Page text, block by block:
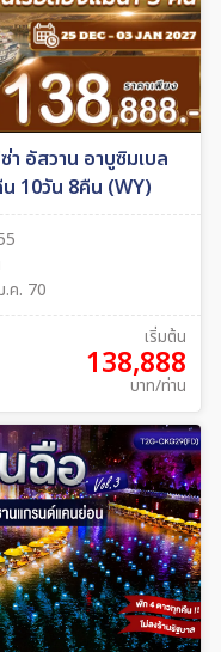
า อัสวาน อาบูซิมเบล
10วัน 8คืน (WY)
ค. 70
เริ่มต้น
138,888
บาท/ท่าน